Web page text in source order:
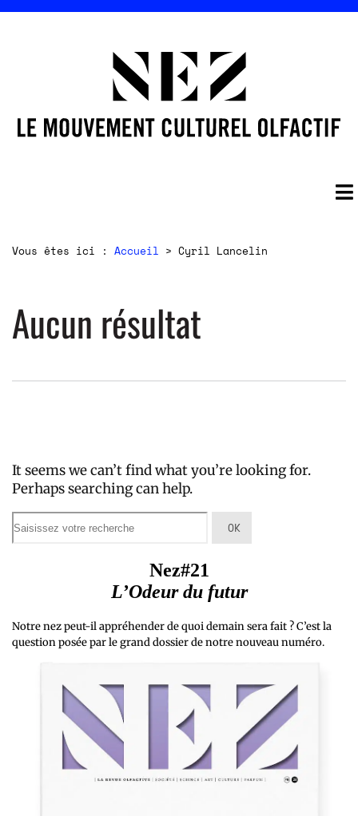
Vous êtes ici : Accueil > Cyril Lancelin
Aucun résultat
It seems we can’t find what you’re looking for.
Perhaps searching can help.
Nez#21
L’Odeur du futur
Notre nez peut-il appréhender de quoi demain sera fait ? C’est la
question posée par le grand dossier de notre nouveau numéro.